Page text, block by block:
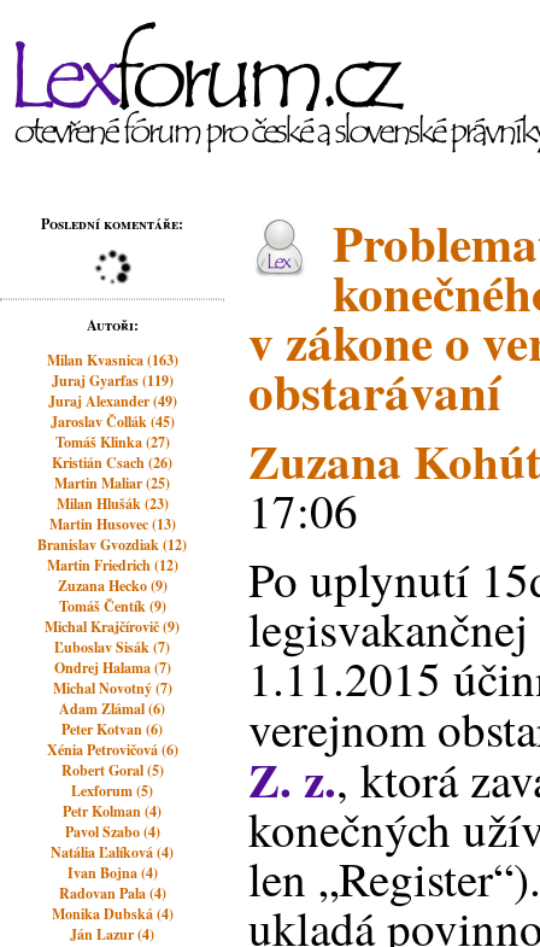
Poslední komentáře:
Autoři:
Milan Kvasnica (163)
Juraj Gyarfas (119)
Juraj Alexander (49)
Jaroslav Čollák (45)
Tomáš Klinka (27)
Kristián Csach (26)
Martin Maliar (25)
Milan Hlušák (23)
Martin Husovec (13)
Branislav Gvozdiak (12)
Martin Friedrich (12)
Zuzana Hecko (9)
Tomáš Čentík (9)
Michal Krajčírovič (9)
Ľuboslav Sisák (7)
Ondrej Halama (7)
Michal Novotný (7)
Adam Zlámal (6)
Peter Kotvan (6)
Xénia Petrovičová (6)
Robert Goral (5)
Lexforum (5)
Petr Kolman (4)
Pavol Szabo (4)
Natália Ľalíková (4)
Ivan Bojna (4)
Radovan Pala (4)
Monika Dubská (4)
Ján Lazur (4)
v zákone o
obstarávaní
Zuzana
17:06
Po uplynutí
1.11.2015
verejnom
Z. z., ktorá
konečných
len
ukladá